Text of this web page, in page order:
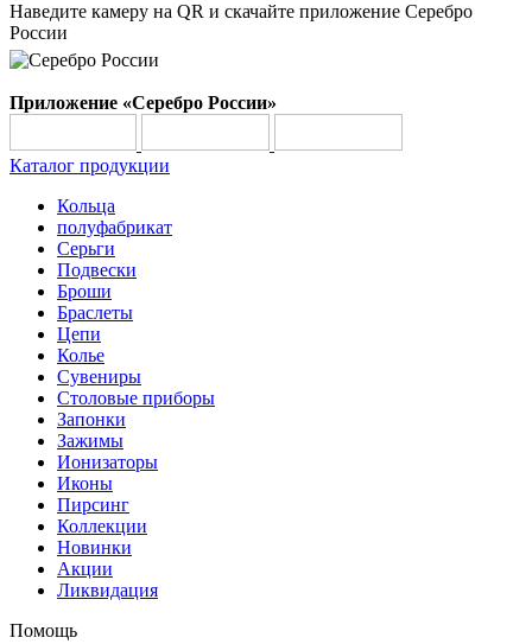
Наведите камеру на QR и скачайте приложение Серебро
России
Приложение «Серебро России»
Каталог продукции
Кольца
полуфабрикат
Серьги
Подвески
Броши
Браслеты
Цепи
Колье
Сувениры
Столовые приборы
Запонки
Зажимы
Ионизаторы
Иконы
Пирсинг
Коллекции
Новинки
Акции
Ликвидация
Помощь